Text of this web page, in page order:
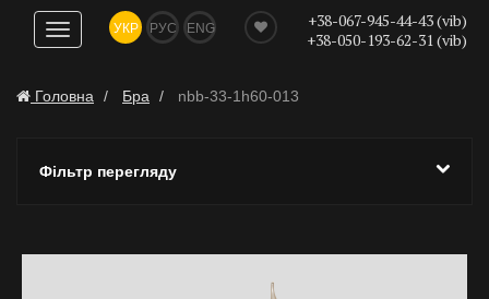
Показати
навігацію
УКР РУС ENG
+38-067-945-44-43 (vib)
+38-050-193-62-31 (vib)
Головна Бра nbb-33-1h60-013
Фільтр перегляду